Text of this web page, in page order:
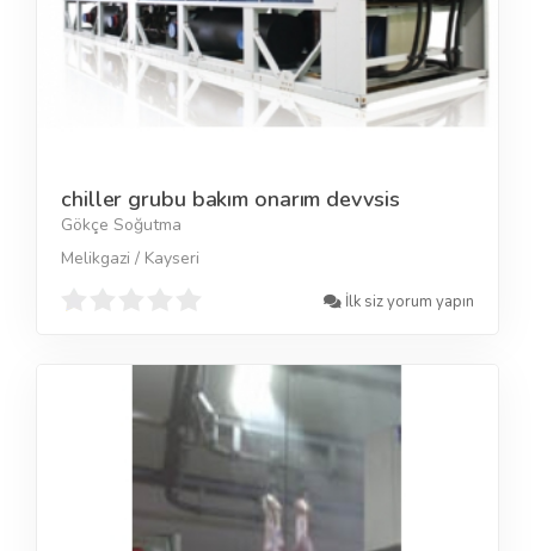
chiller grubu bakım onarım devvsis
Gökçe Soğutma
Melikgazi / Kayseri
İlk siz yorum yapın